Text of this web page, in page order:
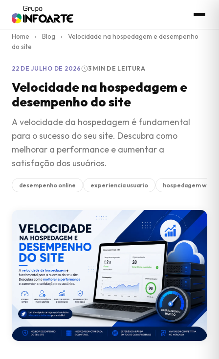
Home › Blog ›
Velocidade na hospedagem e desempenho
do site
22 DE JULHO DE 2026 3 MIN DE LEITURA
Velocidade na hospedagem e
desempenho do site
A velocidade da hospedagem é fundamental
para o sucesso do seu site. Descubra como
melhorar a performance e aumentar a
satisfação dos usuários.
desempenho online experiencia usuario hospedagem web